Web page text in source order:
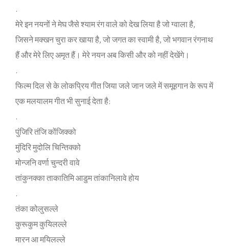
.
मेरे इन नयनों ने मेघ जैसे श्‍याम रंग वाले को देख लिया है जो ग्वाला है,
जिसने मक्‍खन चुरा कर खाया है, जो जगत का स्‍वामी है, जो भगवान रंगनाथ
हैं और मेरे लिए अमृत हैं। मेरे नयन अब किसी और को नहीं देखेंगे।
.
फिल्‍म दिल से के लोकप्रिय गीत जिया जले जान जले में समूहगान के रूप में
एक मलयालम गीत भी सुनाई देता है:
.
पुंजिरि तंजि कोंजिक्‍को
मुंदिरि मुदोलि चिन्‍तिक्‍को
मोन्‍जनि वर्णा चुन्‍दरी वावे
तांकुनक्‍का ताकातिमि आडुम तांकानिलावे होय
.
तंका कोलुसल्‍ले
कुरूकुम कुयिलल्‍ले
मारन आ मयिलल्‍ले